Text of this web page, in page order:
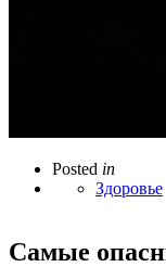
Posted in
Здоровье
Самые